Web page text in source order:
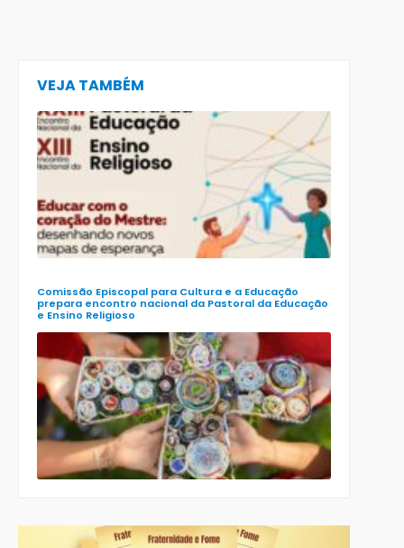
VEJA TAMBÉM
Comissão Episcopal para Cultura e a Educação
prepara encontro nacional da Pastoral da Educação
e Ensino Religioso